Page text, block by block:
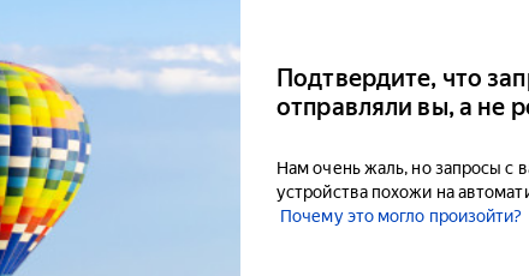
Подтвердите, что
отправляли вы, а не
Нам очень жаль, но запросы с
устройства похожи на
Почему это могло произойти?